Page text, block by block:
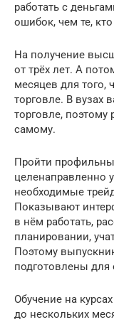
работать с
ошибок, чем те,
На получение
от трёх лет. А
месяцев для того,
торговле. В вузах
торговле, поэтому
самому.
Пройти
целенаправленно
необходимые
Показывают
в нём работать,
планировании,
Поэтому
подготовлены для
Обучение на
до нескольких